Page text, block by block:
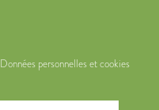
Données personnelles et cookies